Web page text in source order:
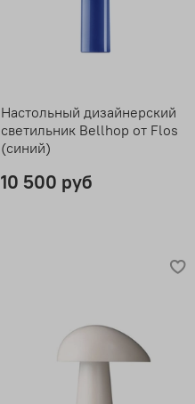
Настольный дизайнерский
светильник Bellhop от Flos
(синий)
10 500 руб